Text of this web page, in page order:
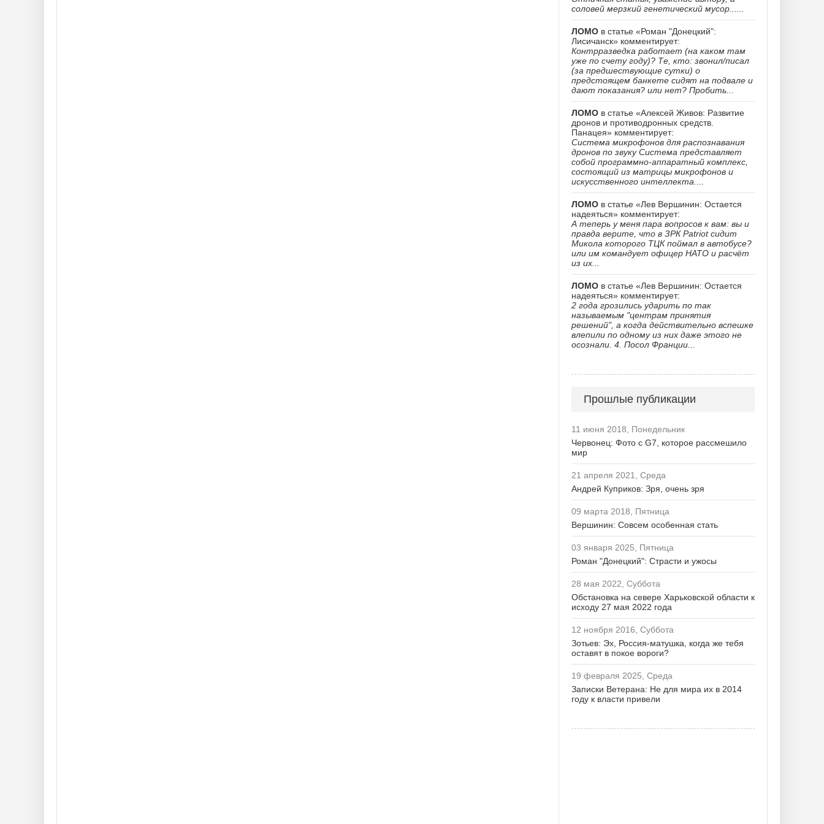
соловей мерзкий генетический мусор......
ЛОМО в статье «Роман "Донецкий":
Лисичанск» комментирует:
Контрразведка работает (на каком там
уже по счету году)? Те, кто: звонил/писал
(за предшествующие сутки) о
предстоящем банкете сидят на подвале и
дают показания? или нет? Пробить...
ЛОМО в статье «Алексей Живов: Развитие
дронов и противодронных средств.
Панацея» комментирует:
Система микрофонов для распознавания
дронов по звуку Система представляет
собой программно-аппаратный комплекс,
состоящий из матрицы микрофонов и
искусственного интеллекта....
ЛОМО в статье «Лев Вершинин: Остается
надеяться» комментирует:
А теперь у меня пара вопросов к вам: вы и
правда верите, что в ЗРК Patriot сидит
Микола которого ТЦК поймал в автобусе?
или им командует офицер НАТО и расчёт
из их...
ЛОМО в статье «Лев Вершинин: Остается
надеяться» комментирует:
2 года грозились ударить по так
называемым "центрам принятия
решений", а когда действительно вспешке
влепили по одному из них даже этого не
осознали. 4. Посол Франции...
Прошлые публикации
11 июня 2018, Понедельник
Червонец: Фото с G7, которое рассмешило
мир
21 апреля 2021, Среда
Андрей Куприков: Зря, очень зря
09 марта 2018, Пятница
Вершинин: Совсем особенная стать
03 января 2025, Пятница
Роман "Донецкий": Страсти и ужосы
28 мая 2022, Суббота
Обстановка на севере Харьковской области к
исходу 27 мая 2022 года
12 ноября 2016, Суббота
Зотьев: Эх, Россия-матушка, когда же тебя
оставят в покое вороги?
19 февраля 2025, Среда
Записки Ветерана: Не для мира их в 2014
году к власти привели